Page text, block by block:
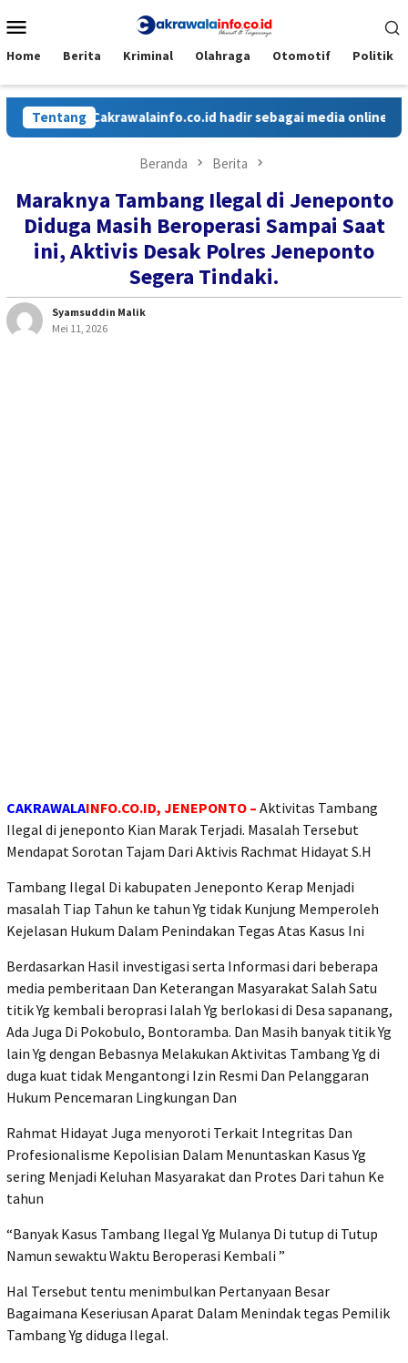
ke
Mobile
Home Berita Kriminal Olahraga Otomotif Politik
Tentang
Cakrawalainfo.co.id hadir sebagai media online yang
Beranda Berita
Maraknya Tambang Ilegal di Jeneponto
Diduga Masih Beroperasi Sampai Saat
ini, Aktivis Desak Polres Jeneponto
Segera Tindaki.
Syamsuddin Malik
Mei 11, 2026
CAKRAWALAINFO.CO.ID, JENEPONTO – Aktivitas Tambang
Ilegal di jeneponto Kian Marak Terjadi. Masalah Tersebut
Mendapat Sorotan Tajam Dari Aktivis Rachmat Hidayat S.H
Tambang Ilegal Di kabupaten Jeneponto Kerap Menjadi
masalah Tiap Tahun ke tahun Yg tidak Kunjung Memperoleh
Kejelasan Hukum Dalam Penindakan Tegas Atas Kasus Ini
Berdasarkan Hasil investigasi serta Informasi dari beberapa
media pemberitaan Dan Keterangan Masyarakat Salah Satu
titik Yg kembali beroprasi Ialah Yg berlokasi di Desa sapanang,
Ada Juga Di Pokobulo, Bontoramba. Dan Masih banyak titik Yg
lain Yg dengan Bebasnya Melakukan Aktivitas Tambang Yg di
duga kuat tidak Mengantongi Izin Resmi Dan Pelanggaran
Hukum Pencemaran Lingkungan Dan
Rahmat Hidayat Juga menyoroti Terkait Integritas Dan
Profesionalisme Kepolisian Dalam Menuntaskan Kasus Yg
sering Menjadi Keluhan Masyarakat dan Protes Dari tahun Ke
tahun
“Banyak Kasus Tambang Ilegal Yg Mulanya Di tutup di Tutup
Namun sewaktu Waktu Beroperasi Kembali ”
Hal Tersebut tentu menimbulkan Pertanyaan Besar
Bagaimana Keseriusan Aparat Dalam Menindak tegas Pemilik
Tambang Yg diduga Ilegal.